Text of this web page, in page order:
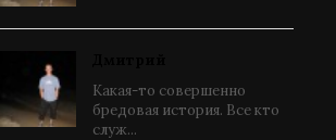
Какая-то совершенно
бредовая история. Все кто
служ...